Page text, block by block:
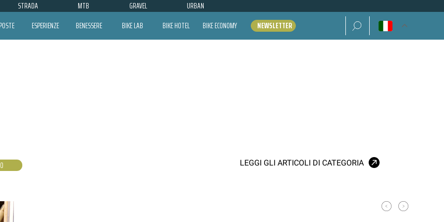
STRADA MTB GRAVEL URBAN
ESPERIENZE BENESSERE BIKE LAB BIKE HOTEL BIKE ECONOMY NEWSLETTER Ricerca per:
LEGGI GLI ARTICOLI DI CATEGORIA